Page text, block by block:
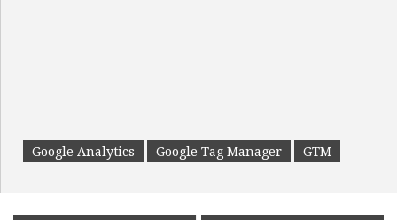
Google Analytics Google Tag Manager GTM